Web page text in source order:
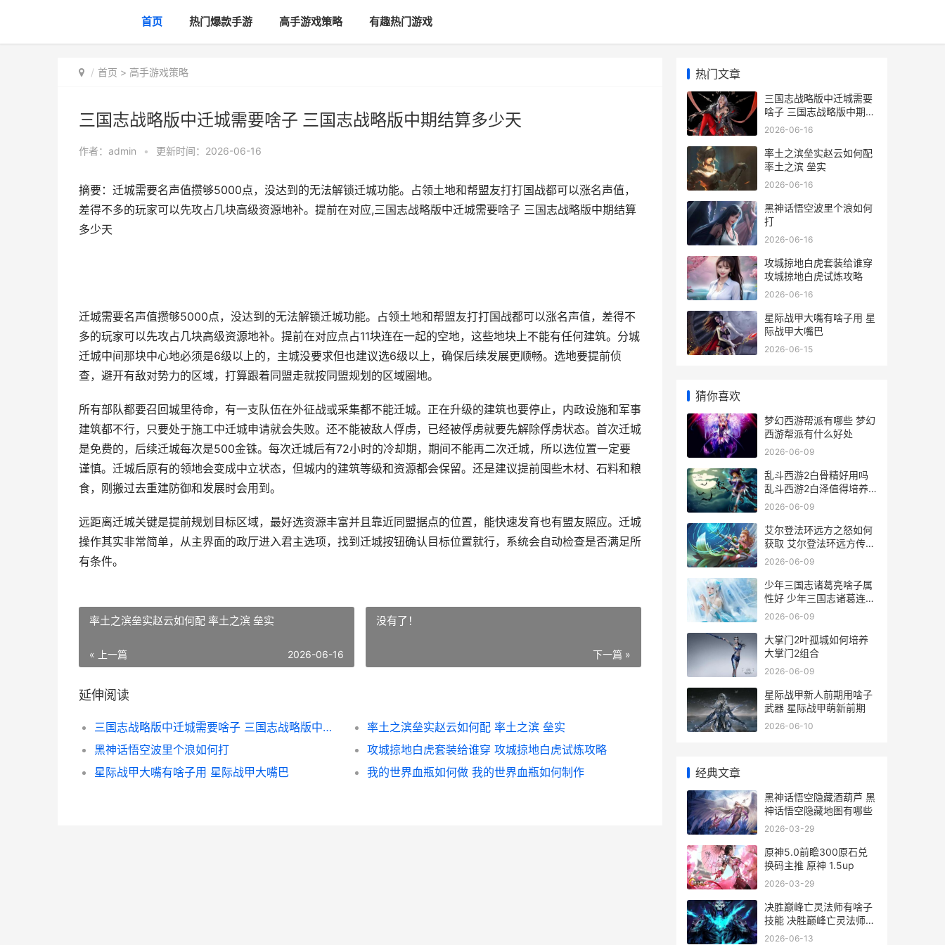
首页 热门爆款手游 高手游戏策略 有趣热门游戏
首页 > 高手游戏策略
三国志战略版中迁城需要啥子 三国志战略版中期结算多少天
作者： admin • 更新时间：2026-06-16
摘要：迁城需要名声值攒够5000点，没达到的无法解锁迁城功能。占领土地和帮盟友打打国战都可以涨名声值，
差得不多的玩家可以先攻占几块高级资源地补。提前在对应,三国志战略版中迁城需要啥子 三国志战略版中期结算
多少天
迁城需要名声值攒够5000点，没达到的无法解锁迁城功能。占领土地和帮盟友打打国战都可以涨名声值，差得不
多的玩家可以先攻占几块高级资源地补。提前在对应点占11块连在一起的空地，这些地块上不能有任何建筑。分城
迁城中间那块中心地必须是6级以上的，主城没要求但也建议选6级以上，确保后续发展更顺畅。选地要提前侦
查，避开有敌对势力的区域，打算跟着同盟走就按同盟规划的区域圈地。
所有部队都要召回城里待命，有一支队伍在外征战或采集都不能迁城。正在升级的建筑也要停止，内政设施和军事
建筑都不行，只要处于施工中迁城申请就会失败。还不能被敌人俘虏，已经被俘虏就要先解除俘虏状态。首次迁城
是免费的，后续迁城每次是500金铢。每次迁城后有72小时的冷却期，期间不能再二次迁城，所以选位置一定要
谨慎。迁城后原有的领地会变成中立状态，但城内的建筑等级和资源都会保留。还是建议提前囤些木材、石料和粮
食，刚搬过去重建防御和发展时会用到。
远距离迁城关键是提前规划目标区域，最好选资源丰富并且靠近同盟据点的位置，能快速发育也有盟友照应。迁城
操作其实非常简单，从主界面的政厅进入君主选项，找到迁城按钮确认目标位置就行，系统会自动检查是否满足所
有条件。
率土之滨垒实赵云如何配 率土之滨 垒实
« 上一篇 2026-06-16
没有了！
下一篇 »
延伸阅读
三国志战略版中迁城需要啥子 三国志战略版中期结算多少天
率土之滨垒实赵云如何配 率土之滨 垒实
黑神话悟空波里个浪如何打
攻城掠地白虎套装给谁穿 攻城掠地白虎试炼攻略
星际战甲大嘴有啥子用 星际战甲大嘴巴
我的世界血瓶如何做 我的世界血瓶如何制作
热门文章
三国志战略版中迁城需要
啥子 三国志战略版中期结
算多少天
2026-06-16
率土之滨垒实赵云如何配
率土之滨 垒实
2026-06-16
黑神话悟空波里个浪如何
打
2026-06-16
攻城掠地白虎套装给谁穿
攻城掠地白虎试炼攻略
2026-06-16
星际战甲大嘴有啥子用 星
际战甲大嘴巴
2026-06-15
猜你喜欢
梦幻西游帮派有哪些 梦幻
西游帮派有什么好处
2026-06-09
乱斗西游2白骨精好用吗
乱斗西游2白泽值得培养
吗
2026-06-09
艾尔登法环远方之怒如何
获取 艾尔登法环远方传来
讯息
2026-06-09
少年三国志诸葛亮啥子属
性好 少年三国志诸葛连弩
有什么用
2026-06-09
大掌门2叶孤城如何培养
大掌门2组合
2026-06-09
星际战甲新人前期用啥子
武器 星际战甲萌新前期
2026-06-10
经典文章
黑神话悟空隐藏酒葫芦 黑
神话悟空隐藏地图有哪些
2026-03-29
原神5.0前瞻300原石兑
换码主推 原神 1.5up
2026-03-29
决胜巅峰亡灵法师有啥子
技能 决胜巅峰亡灵法师怎
么打
2026-06-13